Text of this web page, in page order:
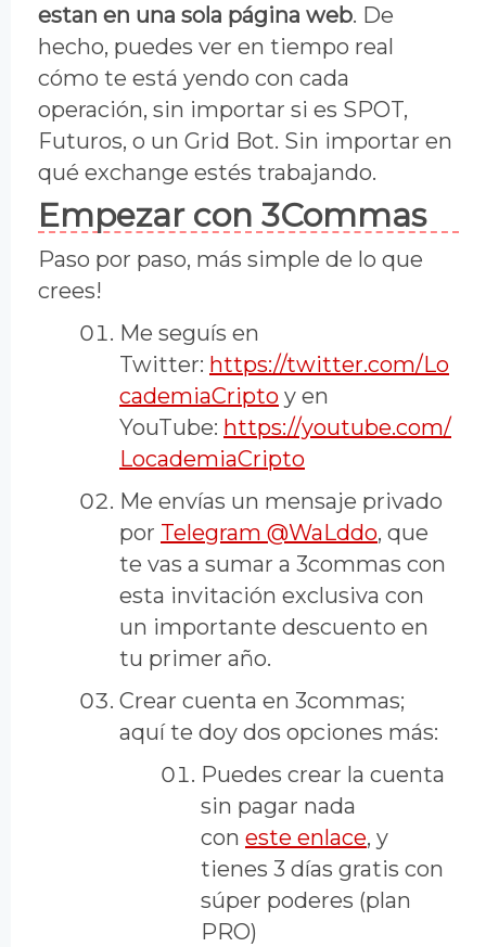
estan en una sola página web. De
hecho, puedes ver en tiempo real
cómo te está yendo con cada
operación, sin importar si es SPOT,
Futuros, o un Grid Bot. Sin importar en
qué exchange estés trabajando.
Empezar con 3Commas
Paso por paso, más simple de lo que
crees!
Me seguís en
Twitter: https://twitter.com/Lo
cademiaCripto y en
YouTube: https://youtube.com/
LocademiaCripto
Me envías un mensaje privado
por Telegram @WaLddo, que
te vas a sumar a 3commas con
esta invitación exclusiva con
un importante descuento en
tu primer año.
Crear cuenta en 3commas;
aquí te doy dos opciones más:
Puedes crear la cuenta
sin pagar nada
con este enlace, y
tienes 3 días gratis con
súper poderes (plan
PRO)